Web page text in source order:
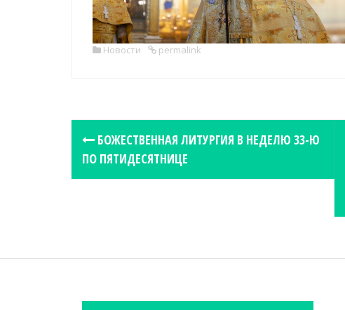
Новости permalink
s
v
БОЖЕСТВЕННАЯ ЛИТУРГИЯ В НЕДЕЛЮ 33-Ю
ПО ПЯТИДЕСЯТНИЦЕ